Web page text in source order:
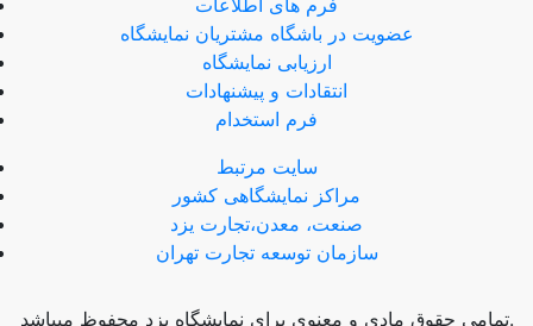
عضویت در باشگاه مشتریان نمایشگاه
ارزیابی نمایشگاه
انتقادات و پیشنهادات
فرم استخدام
سایت مرتبط
مراکز نمایشگاهی کشور
صنعت، معدن،تجارت یزد
سازمان توسعه تجارت تهران
تمامی حقوق مادی و معنوی برای نمایشگاه یزد محفوظ میباشد.